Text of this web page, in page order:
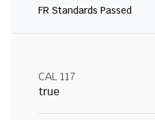
FR Standards Passed
CAL 117
true